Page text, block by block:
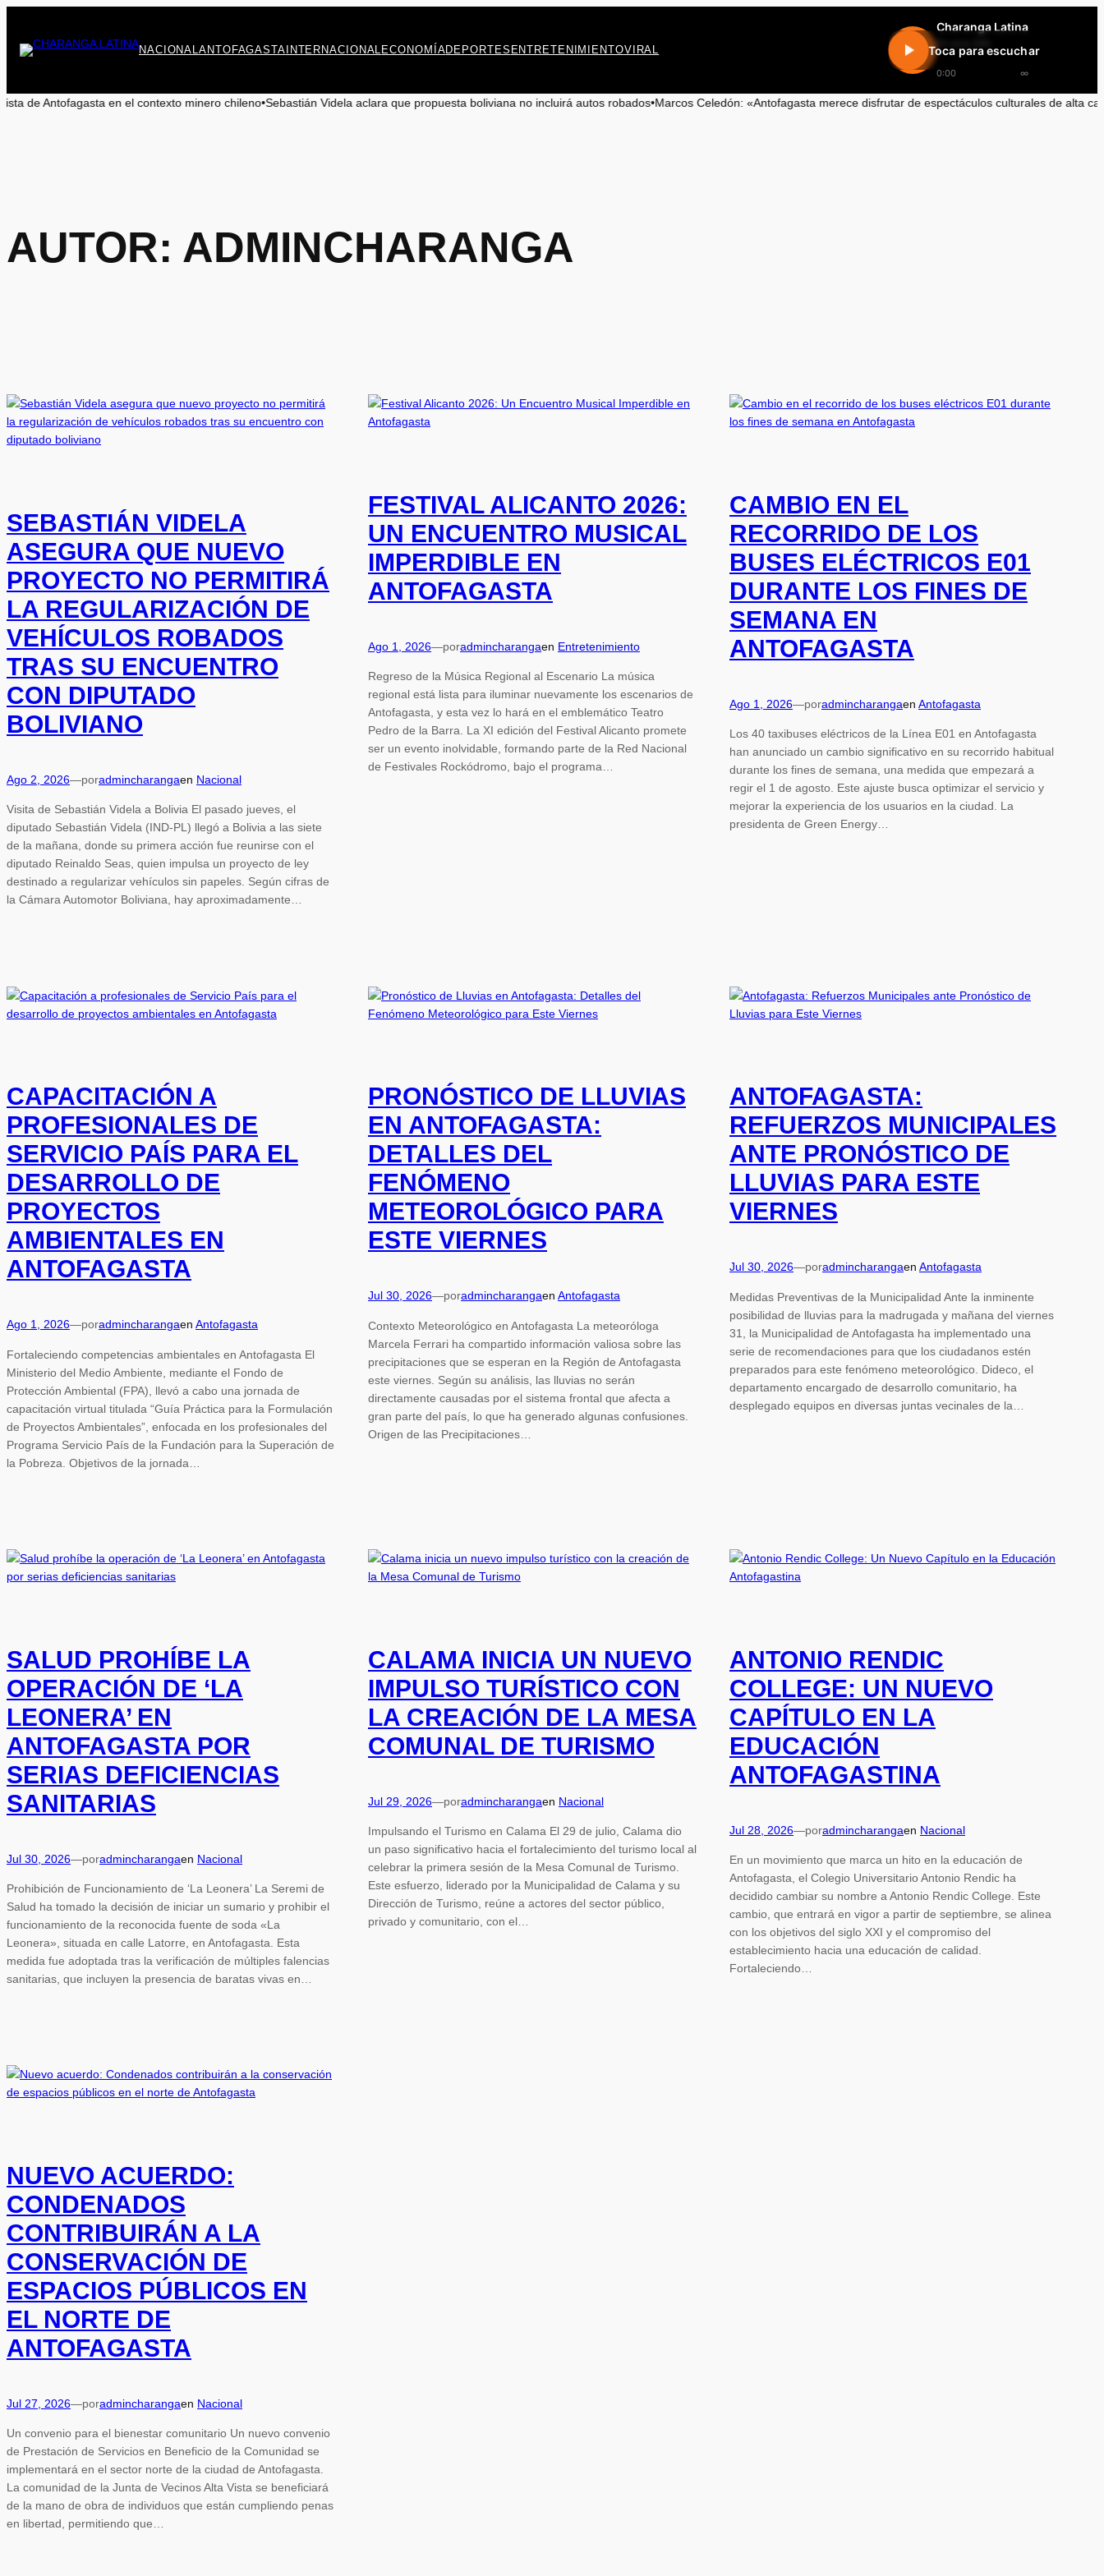
contenido
NACIONALANTOFAGASTA INTERNACIONAL ECONOMÍADEPORTES ENTRETENIMIENTOVIRAL
Charanga Latina
En vivo 24h
0:00 ∞
Toca para escuchar
contexto minero chileno•Sebastián Videla aclara que propuesta boliviana no incluirá autos robados •Marcos Celedón: «Antofagasta merece disfrutar de espectáculos culturales de alta calidad»•Optimismo por el
AUTOR: ADMINCHARANGA
SEBASTIÁN VIDELA
ASEGURA QUE NUEVO
PROYECTO NO PERMITIRÁ
LA REGULARIZACIÓN DE
VEHÍCULOS ROBADOS
TRAS SU ENCUENTRO
CON DIPUTADO
BOLIVIANO
Ago 2, 2026—poradmincharangaen Nacional
Visita de Sebastián Videla a Bolivia El pasado jueves, el
diputado Sebastián Videla (IND-PL) llegó a Bolivia a las siete
de la mañana, donde su primera acción fue reunirse con el
diputado Reinaldo Seas, quien impulsa un proyecto de ley
destinado a regularizar vehículos sin papeles. Según cifras de
la Cámara Automotor Boliviana, hay aproximadamente…
FESTIVAL ALICANTO 2026:
UN ENCUENTRO MUSICAL
IMPERDIBLE EN
ANTOFAGASTA
Ago 1, 2026—poradmincharangaen Entretenimiento
Regreso de la Música Regional al Escenario La música
regional está lista para iluminar nuevamente los escenarios de
Antofagasta, y esta vez lo hará en el emblemático Teatro
Pedro de la Barra. La XI edición del Festival Alicanto promete
ser un evento inolvidable, formando parte de la Red Nacional
de Festivales Rockódromo, bajo el programa…
CAMBIO EN EL
RECORRIDO DE LOS
BUSES ELÉCTRICOS E01
DURANTE LOS FINES DE
SEMANA EN
ANTOFAGASTA
Ago 1, 2026—poradmincharangaen Antofagasta
Los 40 taxibuses eléctricos de la Línea E01 en Antofagasta
han anunciado un cambio significativo en su recorrido habitual
durante los fines de semana, una medida que empezará a
regir el 1 de agosto. Este ajuste busca optimizar el servicio y
mejorar la experiencia de los usuarios en la ciudad. La
presidenta de Green Energy…
CAPACITACIÓN A
PROFESIONALES DE
SERVICIO PAÍS PARA EL
DESARROLLO DE
PROYECTOS
AMBIENTALES EN
ANTOFAGASTA
Ago 1, 2026—poradmincharangaen Antofagasta
Fortaleciendo competencias ambientales en Antofagasta El
Ministerio del Medio Ambiente, mediante el Fondo de
Protección Ambiental (FPA), llevó a cabo una jornada de
capacitación virtual titulada “Guía Práctica para la Formulación
de Proyectos Ambientales”, enfocada en los profesionales del
Programa Servicio País de la Fundación para la Superación de
la Pobreza. Objetivos de la jornada…
PRONÓSTICO DE LLUVIAS
EN ANTOFAGASTA:
DETALLES DEL
FENÓMENO
METEOROLÓGICO PARA
ESTE VIERNES
Jul 30, 2026—poradmincharangaen Antofagasta
Contexto Meteorológico en Antofagasta La meteoróloga
Marcela Ferrari ha compartido información valiosa sobre las
precipitaciones que se esperan en la Región de Antofagasta
este viernes. Según su análisis, las lluvias no serán
directamente causadas por el sistema frontal que afecta a
gran parte del país, lo que ha generado algunas confusiones.
Origen de las Precipitaciones…
ANTOFAGASTA:
REFUERZOS MUNICIPALES
ANTE PRONÓSTICO DE
LLUVIAS PARA ESTE
VIERNES
Jul 30, 2026—poradmincharangaen Antofagasta
Medidas Preventivas de la Municipalidad Ante la inminente
posibilidad de lluvias para la madrugada y mañana del viernes
31, la Municipalidad de Antofagasta ha implementado una
serie de recomendaciones para que los ciudadanos estén
preparados para este fenómeno meteorológico. Dideco, el
departamento encargado de desarrollo comunitario, ha
desplegado equipos en diversas juntas vecinales de la…
SALUD PROHÍBE LA
OPERACIÓN DE ‘LA
LEONERA’ EN
ANTOFAGASTA POR
SERIAS DEFICIENCIAS
SANITARIAS
Jul 30, 2026—poradmincharangaen Nacional
Prohibición de Funcionamiento de ‘La Leonera’ La Seremi de
Salud ha tomado la decisión de iniciar un sumario y prohibir el
funcionamiento de la reconocida fuente de soda «La
Leonera», situada en calle Latorre, en Antofagasta. Esta
medida fue adoptada tras la verificación de múltiples falencias
sanitarias, que incluyen la presencia de baratas vivas en…
CALAMA INICIA UN NUEVO
IMPULSO TURÍSTICO CON
LA CREACIÓN DE LA MESA
COMUNAL DE TURISMO
Jul 29, 2026—poradmincharangaen Nacional
Impulsando el Turismo en Calama El 29 de julio, Calama dio
un paso significativo hacia el fortalecimiento del turismo local al
celebrar la primera sesión de la Mesa Comunal de Turismo.
Este esfuerzo, liderado por la Municipalidad de Calama y su
Dirección de Turismo, reúne a actores del sector público,
privado y comunitario, con el…
ANTONIO RENDIC
COLLEGE: UN NUEVO
CAPÍTULO EN LA
EDUCACIÓN
ANTOFAGASTINA
Jul 28, 2026—poradmincharangaen Nacional
En un movimiento que marca un hito en la educación de
Antofagasta, el Colegio Universitario Antonio Rendic ha
decidido cambiar su nombre a Antonio Rendic College. Este
cambio, que entrará en vigor a partir de septiembre, se alinea
con los objetivos del siglo XXI y el compromiso del
establecimiento hacia una educación de calidad.
Fortaleciendo…
NUEVO ACUERDO:
CONDENADOS
CONTRIBUIRÁN A LA
CONSERVACIÓN DE
ESPACIOS PÚBLICOS EN
EL NORTE DE
ANTOFAGASTA
Jul 27, 2026—poradmincharangaen Nacional
Un convenio para el bienestar comunitario Un nuevo convenio
de Prestación de Servicios en Beneficio de la Comunidad se
implementará en el sector norte de la ciudad de Antofagasta.
La comunidad de la Junta de Vecinos Alta Vista se beneficiará
de la mano de obra de individuos que están cumpliendo penas
en libertad, permitiendo que…